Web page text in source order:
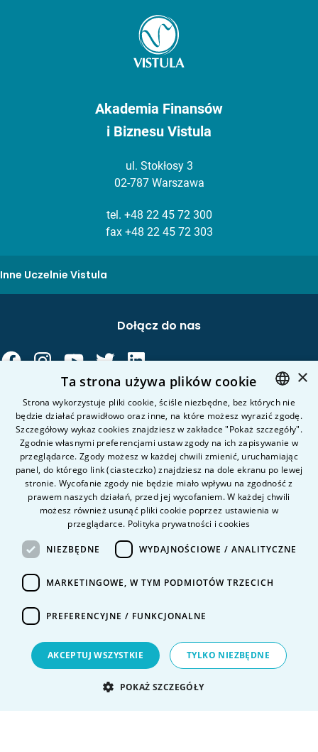
Akademia Finansów
i Biznesu Vistula
ul. Stokłosy 3
02-787 Warszawa
tel. +48 22 45 72 300
fax +48 22 45 72 303
Inne Uczelnie Vistula
Kierunki studiów
O uczelni
Kandydat
Student
Nauka i badania
Intranet
Pytania i odpowiedzi
Polityka prywatności
Dane Osobowe
Deklaracja dostępności
Dołącz do nas
POLISH
ENGLISH
×
Ta strona używa plików cookie
Strona wykorzystuje pliki cookie, ściśle niezbędne, bez których nie
będzie działać prawidłowo oraz inne, na które możesz wyrazić zgodę.
Szczegółowy wykaz cookies znajdziesz w zakładce "Pokaż szczegóły".
Zgodnie własnymi preferencjami ustaw zgody na ich zapisywanie w
przeglądarce. Zgody możesz w każdej chwili zmienić, uruchamiając
panel, do którego link (ciasteczko) znajdziesz na dole ekranu po lewej
stronie. Wycofanie zgody nie będzie miało wpływu na zgodność z
prawem naszych działań, przed jej wycofaniem. W każdej chwili
możesz również usunąć pliki cookie poprzez ustawienia w
przeglądarce. Polityka prywatności i cookies
NIEZBĘDNE WYDAJNOŚCIOWE / ANALITYCZNE
MARKETINGOWE, W TYM PODMIOTÓW TRZECICH
PREFERENCYJNE / FUNKCJONALNE
AKCEPTUJ WSZYSTKIE TYLKO NIEZBĘDNE
POKAŻ SZCZEGÓŁY